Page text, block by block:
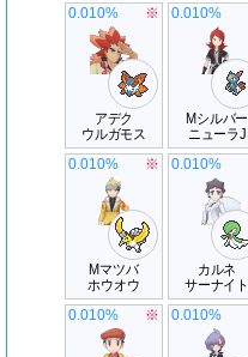
アデク
ウルガモス
0.010% ※
Mシルバー
ニューラJ
0.010%
Mマツバ
ホウオウ
0.010% ※
カルネ
サーナイト
0.010%
0.010% ※ 0.010%